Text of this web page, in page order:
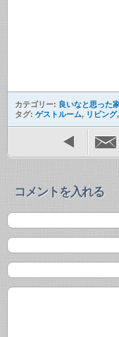
カテゴリー: 良いなと思った
タグ: ゲストルーム, リビング,
コメントを入れる